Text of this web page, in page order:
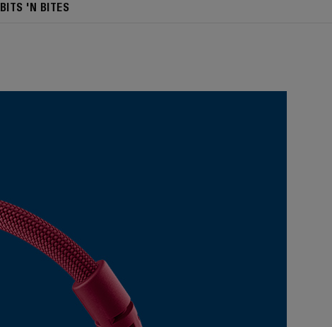
BITS 'N BITES